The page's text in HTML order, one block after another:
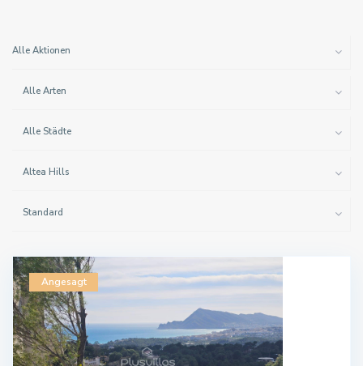
Alle Aktionen
Alle Arten
Alle Städte
Altea Hills
Standard
Angesagt